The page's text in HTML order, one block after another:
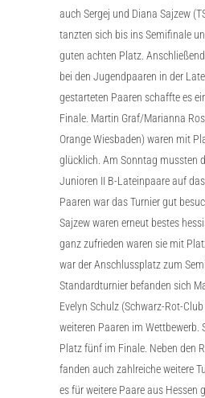
auch Sergej und Diana Sajzew
tanzten sich bis ins Semifinale
guten achten Platz.
bei den Jugendpaaren in der
gestarteten Paaren schaffte es
Finale. Martin Graf/Marianna
Orange Wiesbaden) waren mit
glücklich. Am Sonntag mussten
Junioren II B-Lateinpaare auf
Paaren war das Turnier gut
Sajzew waren erneut bestes
ganz zufrieden waren sie mit
war der Anschlussplatz zum
Standardturnier befanden sich
Evelyn Schulz (Schwarz-Rot-
weiteren Paaren im Wettbewerb.
Platz fünf im Finale. Neben den
fanden auch zahlreiche weitere
es für weitere Paare aus Hessen